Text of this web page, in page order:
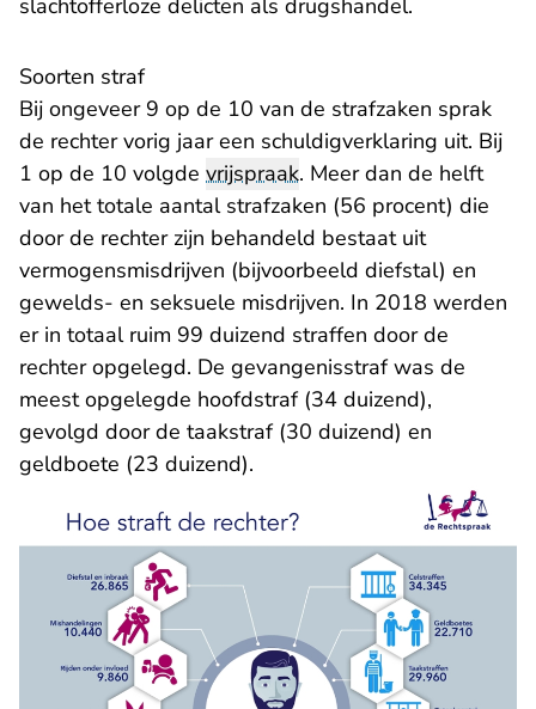
slachtofferloze delicten als drugshandel.
Soorten straf
Bij ongeveer 9 op de 10 van de strafzaken sprak
de rechter vorig jaar een schuldigverklaring uit. Bij
1 op de 10 volgde vrijspraak. Meer dan de helft
van het totale aantal strafzaken (56 procent) die
door de rechter zijn behandeld bestaat uit
vermogensmisdrijven (bijvoorbeeld diefstal) en
gewelds- en seksuele misdrijven. In 2018 werden
er in totaal ruim 99 duizend straffen door de
rechter opgelegd. De gevangenisstraf was de
meest opgelegde hoofdstraf (34 duizend),
gevolgd door de taakstraf (30 duizend) en
geldboete (23 duizend).